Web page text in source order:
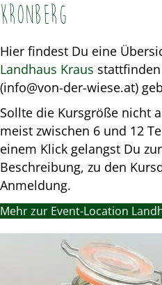
Kronberg
Hier findest Du eine
Landhaus Kraus
(info@von-der-wiese.at)
Sollte die Kursgröße nicht
meist zwischen 6 und 12
einem Klick gelangst Du
Beschreibung, zu den
Anmeldung.
Mehr zur Event-Location